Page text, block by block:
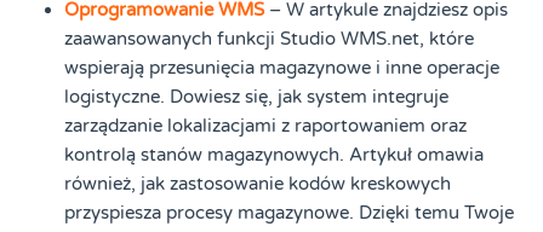
Oprogramowanie WMS– W artykule znajdziesz opis
zaawansowanych funkcji Studio WMS.net, które
wspierają przesunięcia magazynowe i inne operacje
logistyczne. Dowiesz się, jak system integruje
zarządzanie lokalizacjami z raportowaniem oraz
kontrolą stanów magazynowych. Artykuł omawia
również, jak zastosowanie kodów kreskowych
przyspiesza procesy magazynowe. Dzięki temu Twoje